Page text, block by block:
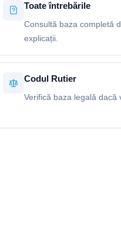
Toate întrebările
Consultă baza completă
explicații.
Codul Rutier
Verifică baza legală dacă